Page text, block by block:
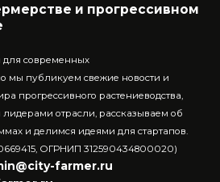
и прогрессивном
современных
мы публикуем свежие новости и
прогрессивного растениеводства,
отрасли, рассказываем об
и делимся идеями для стартапов.
ОГРНИП 312590434800020)
farmer.ru